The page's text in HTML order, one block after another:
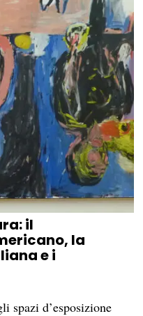
il
la
e i
spazi d’esposizione